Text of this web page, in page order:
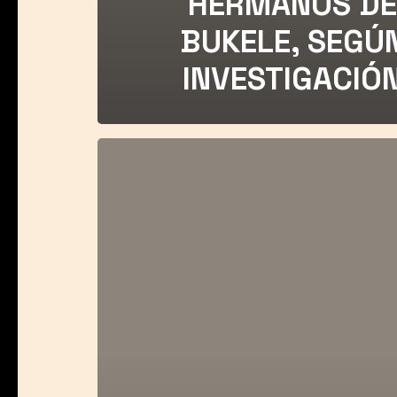
BUKELE,